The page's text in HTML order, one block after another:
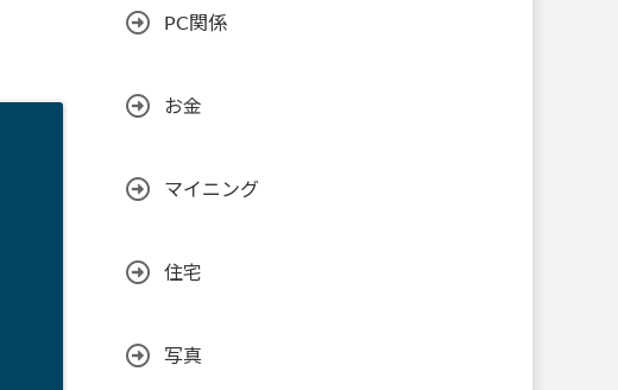
PC関係
お金
マイニング
住宅
写真